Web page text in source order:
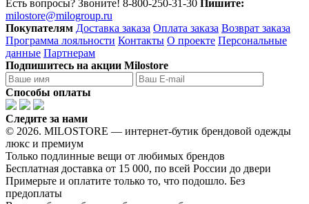
Есть вопросы? Звоните! 8-800-250-31-30 Пишите:
milostore@milogroup.ru
Покупателям Доставка заказа Оплата заказа Возврат заказа
Программа лояльности Контакты О проекте Персональные
данные Партнерам
Подпишитесь на акции Milostore
Способы оплаты
Следите за нами
© 2026. MILOSTORE — интернет-бутик брендовой одежды
люкс и премиум
Только подлинные вещи от любимых брендов
Бесплатная доставка от 15 000, по всей России до двери
Примерьте и оплатите только то, что подошло. Без
предоплаты